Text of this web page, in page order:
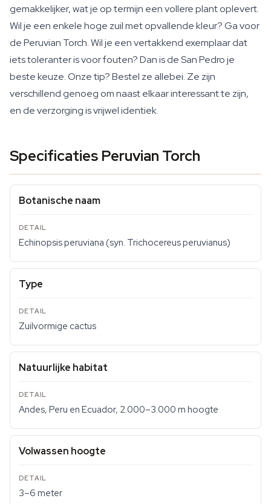
gemakkelijker, wat je op termijn een vollere plant oplevert.
Wil je een enkele hoge zuil met opvallende kleur? Ga voor
de Peruvian Torch. Wil je een vertakkend exemplaar dat
iets toleranter is voor fouten? Dan is de San Pedro je
beste keuze. Onze tip? Bestel ze allebei. Ze zijn
verschillend genoeg om naast elkaar interessant te zijn,
en de verzorging is vrijwel identiek.
Specificaties Peruvian Torch
Botanische naam
Echinopsis peruviana (syn. Trichocereus peruvianus)
Type
Zuilvormige cactus
Natuurlijke habitat
Andes, Peru en Ecuador, 2.000–3.000 m hoogte
Volwassen hoogte
3–6 meter